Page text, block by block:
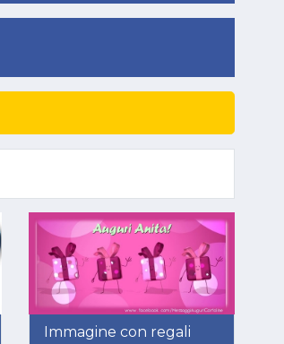
Immagine con regali